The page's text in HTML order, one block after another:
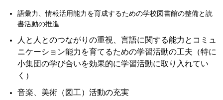
語彙力、情報活用能力を育成するための学校図書館の整備と読
書活動の推進
人と人とのつながりの重視、言語に関する能力とコミュ
ニケーション能力を育てるための学習活動の工夫（特に
小集団の学び合いを効果的に学習活動に取り入れてい
く）
音楽、美術（図工）活動の充実